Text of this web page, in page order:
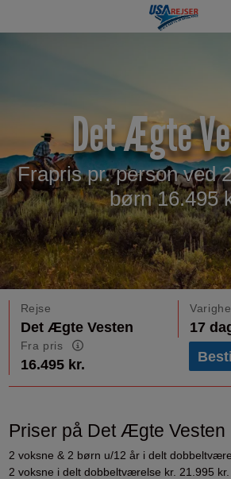
Det Ægte
Frapris pr. person ved
børn 16.495
Rejse
Det Ægte Vesten 17
Fra pris
16.495 kr.
Priser på Det Ægte Vesten
2 voksne & 2 børn u/12 år i delt
2 voksne i delt dobbeltværelse kr. 21.995 kr.